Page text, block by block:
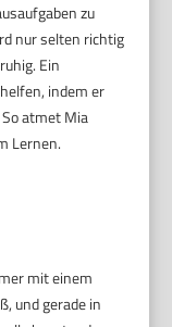
zu
nur selten richtig
Ein
indem er
atmet Mia
Lernen.
mit einem
und gerade in